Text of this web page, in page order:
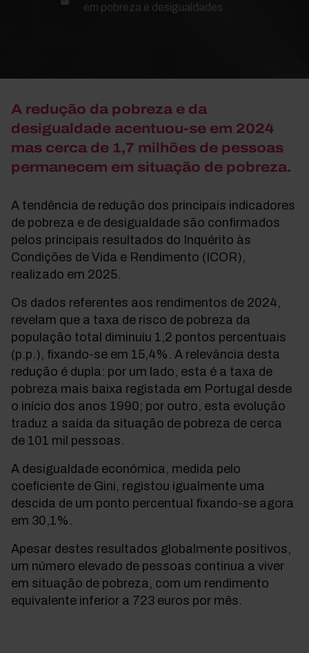
em pobreza e desigualdades
A redução da pobreza e da
desigualdade acentuou-se em 2024
mas cerca de 1,7 milhões de pessoas
permanecem em situação de pobreza.
A tendência de redução dos principais indicadores
de pobreza e de desigualdade são confirmados
pelos principais resultados do Inquérito às
Condições de Vida e Rendimento (ICOR),
realizado em 2025.
Os dados referentes aos rendimentos de 2024,
revelam que a taxa de risco de pobreza da
população total diminuiu 1,2 pontos percentuais
(p.p.), fixando-se em 15,4%. A relevância desta
redução é dupla: por um lado, esta é a taxa de
pobreza mais baixa registada em Portugal desde
o início dos anos 1990; por outro, esta evolução
traduz a saída da situação de pobreza de cerca
de 101 mil pessoas.
A desigualdade económica, medida pelo
coeficiente de Gini, registou igualmente uma
descida de um ponto percentual fixando-se agora
em 30,1%.
Apesar destes resultados globalmente positivos,
um número elevado de pessoas continua a viver
em situação de pobreza, com um rendimento
equivalente inferior a 723 euros por mês.